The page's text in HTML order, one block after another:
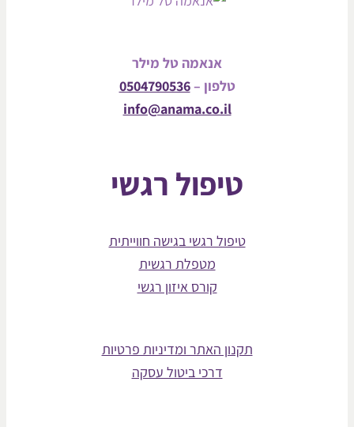
אנאמה טל מילר
טלפון –0504790536
info@anama.co.il
טיפול רגשי
טיפול רגשי בגישה חווייתית
מטפלת רגשית
קורס איזון רגשי
תקנון האתר ומדיניות פרטיות
דרכי ביטול עסקה